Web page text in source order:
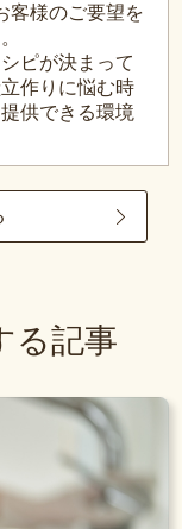
客様のご要望を
ピが決まって
作りに悩む時
供できる環境
る記事